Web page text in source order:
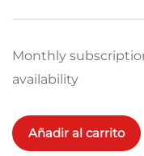
Monthly
availability
Proffesional
cantidad
Añadir al carrito